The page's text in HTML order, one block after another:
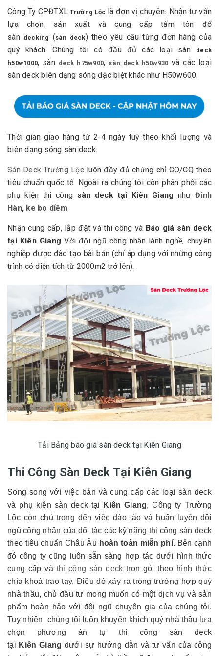
Công Ty CPĐTXL Trường Lộc là đơn vị chuyên: Nhận tư vấn
lựa chọn, sản xuất và cung cấp tấm tôn đổ
sàn decking (sàn deck) theo yêu cầu từng đơn hàng của
quý khách. Chúng tôi có đầu đủ các loại sàn
deck
h50w1000, sàn deck h75w900, sàn deck h50w930 và các loại
sàn deck biên dạng sóng đặc biệt khác như H50w600.
Thời gian giao hàng từ 2-4 ngày tuỳ theo khối lượng và
biên dạng sóng sàn deck.
Sàn Deck Trường Lộcluôn đầy đủ chứng chỉ CO/CQ theo
tiêu chuẩn quốc tế. Ngoài ra chúng tôi còn phân phối các
phụ kiện thi công sàn deck tại Kiên Giang như Đinh
Hàn, ke bo diềm
Nhận cung cấp, lắp đặt và thi công và Báo giá sàn deck
tại Kiên Giang Với đội ngũ công nhân lành nghề, chuyên
nghiệp được đào tạo bài bản (chỉ áp dụng với những công
trình có diện tích từ 2000m2 trở lên).
Tải Bảng báo giá sàn deck tại Kiên Giang
Thi Công Sàn Deck Tại Kiên Giang
Song song với việc bán và cung cấp các loại sàn deck
và phụ kiện sàn deck tại
Kiên Giang, Công ty Trường
Lộc còn chú trọng đến việc đào tào và huấn luyện đội
ngũ công nhân của đối tác các kỹ năng thi công sàn deck
theo tiêu chuẩn Châu Âu hoàn toàn miễn phí. Bên cạnh
đó công ty cũng luôn sẵn sàng hợp tác dưới hình thức
cung cấp và thi công sàn deck trọn gói theo hình thức
chìa khoá trao tay. Điều đó xảy ra trong trường hợp quý
nhà thầu, chủ đầu tư mong muốn có một dịch vụ và sản
phẩm hoàn hảo với đội ngũ chuyên gia của chúng tôi.
Tuy nhiên, chúng tôi luôn khuyến khích quý nhà thầu lựa
chọn phương án tự thi công sàn deck
tại Kiên Giang dưới sự hướng dẫn và tư vấn của công